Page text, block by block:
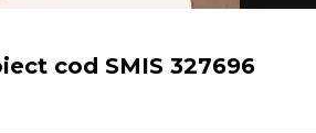
cod SMIS 327696